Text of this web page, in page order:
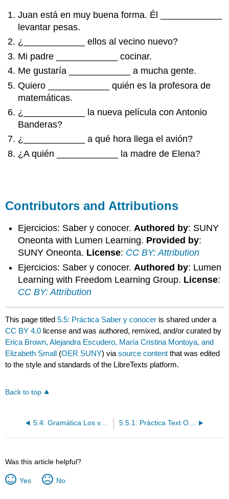
Juan está en muy buena forma. Él ____________
levantar pesas.
¿____________ ellos al vecino nuevo?
Mi padre ____________ cocinar.
Me gustaría ____________ a mucha gente.
Quiero ____________ quién es la profesora de
matemáticas.
¿____________ la nueva película con Antonio
Banderas?
¿____________ a qué hora llega el avión?
¿A quién ____________ la madre de Elena?
Contributors and Attributions
Ejercicios: Saber y conocer.Authored by: SUNY
Oneonta with Lumen Learning. Provided by:
SUNY Oneonta. License: CC BY: Attribution
Ejercicios: Saber y conocer. Authored by: Lumen
Learning with Freedom Learning Group. License:
CC BY: Attribution
This page titled5.5: Práctica Saber y conocer is shared under a
CC BY 4.0 license and was authored, remixed, and/or curated by
Erica Brown, Alejandra Escudero, María Cristina Montoya, and
Elizabeth Small (OER SUNY) viasource content that was edited
to the style and standards of the LibreTexts platform.
Back to top
5.4: Gramática Los verbos saber y conocer 5.5.1: Práctica Text Only
Was this article helpful?
Yes No